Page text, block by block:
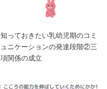
知っておきたい乳幼児期のコミ
ュニケーションの発達段階②三
項関係の成立